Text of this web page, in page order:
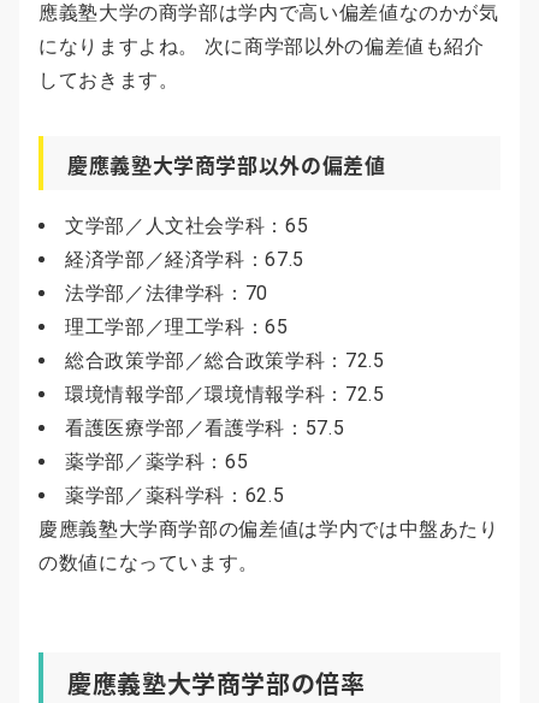
應義塾大学の商学部は学内で高い偏差値なのかが気
になりますよね。 次に商学部以外の偏差値も紹介
しておきます。
慶應義塾大学商学部以外の偏差値
文学部／人文社会学科：65
経済学部／経済学科：67.5
法学部／法律学科：70
理工学部／理工学科：65
総合政策学部／総合政策学科：72.5
環境情報学部／環境情報学科：72.5
看護医療学部／看護学科：57.5
薬学部／薬学科：65
薬学部／薬科学科：62.5
慶應義塾大学商学部の偏差値は学内では中盤あたり
の数値になっています。
慶應義塾大学商学部の倍率